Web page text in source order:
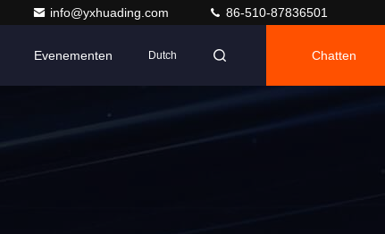
info@yxhuading.com 86-510-87836501
Evenementen Dutch Chatten